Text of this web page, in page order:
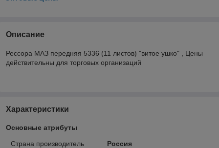
Описание
Рессора МАЗ передняя 5336 (11 листов) "витое ушко" , Цены
действительны для торговых организаций
Характеристики
Основные атрибуты
Страна производитель Россия